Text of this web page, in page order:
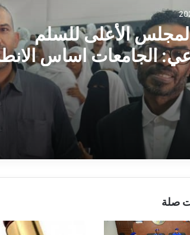
الأعلى للسلم
الجامعات اساس
ثقافة السلام وبناء
برس
صلة